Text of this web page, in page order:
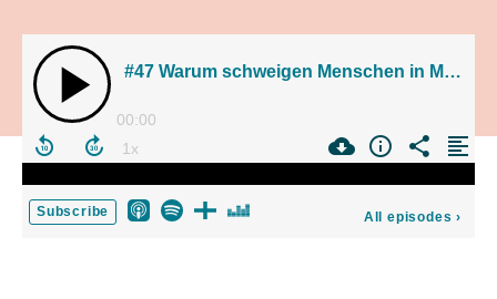
#47 Warum schweigen Menschen in Meetings (Kurzfolge #4)
00:00
Subscribe All episodes ›